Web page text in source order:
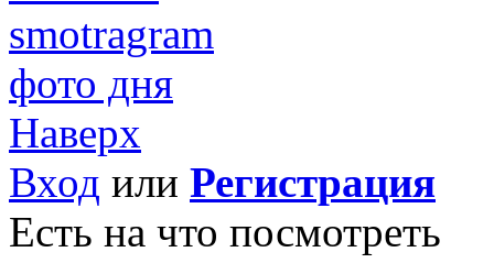
smotragram
фото дня
Наверх
Вход или Регистрация
Есть на что посмотреть